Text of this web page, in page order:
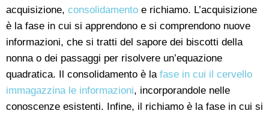
acquisizione, consolidamento e richiamo. L’acquisizione
è la fase in cui si apprendono e si comprendono nuove
informazioni, che si tratti del sapore dei biscotti della
nonna o dei passaggi per risolvere un’equazione
quadratica. Il consolidamento è la fase in cui il cervello
immagazzina le informazioni, incorporandole nelle
conoscenze esistenti. Infine, il richiamo è la fase in cui si